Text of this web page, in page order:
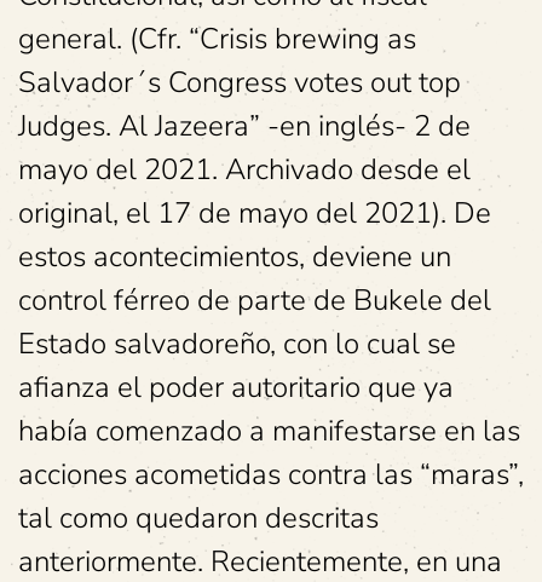
general. (Cfr. “Crisis brewing as
Salvador´s Congress votes out top
Judges. Al Jazeera” -en inglés- 2 de
mayo del 2021. Archivado desde el
original, el 17 de mayo del 2021). De
estos acontecimientos, deviene un
control férreo de parte de Bukele del
Estado salvadoreño, con lo cual se
afianza el poder autoritario que ya
había comenzado a manifestarse en las
acciones acometidas contra las “maras”,
tal como quedaron descritas
anteriormente. Recientemente, en una